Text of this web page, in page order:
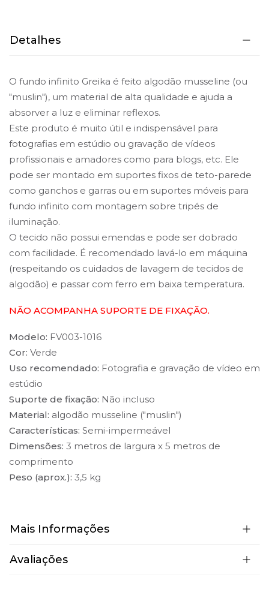
Detalhes
O fundo infinito Greika é feito algodão musseline (ou
"muslin"), um material de alta qualidade e ajuda a
absorver a luz e eliminar reflexos.
Este produto é muito útil e indispensável para
fotografias em estúdio ou gravação de vídeos
profissionais e amadores como para blogs, etc. Ele
pode ser montado em suportes fixos de teto-parede
como ganchos e garras ou em suportes móveis para
fundo infinito com montagem sobre tripés de
iluminação.
O tecido não possui emendas e pode ser dobrado
com facilidade. É recomendado lavá-lo em máquina
(respeitando os cuidados de lavagem de tecidos de
algodão) e passar com ferro em baixa temperatura.
NÃO ACOMPANHA SUPORTE DE FIXAÇÃO.
Modelo: FV003-1016
Cor: Verde
Uso recomendado: Fotografia e gravação de vídeo em
estúdio
Suporte de fixação: Não incluso
Material: algodão musseline ("muslin")
Características: Semi-impermeável
Dimensões: 3 metros de largura x 5 metros de
comprimento
Peso (aprox.): 3,5 kg
Mais Informações
Avaliações